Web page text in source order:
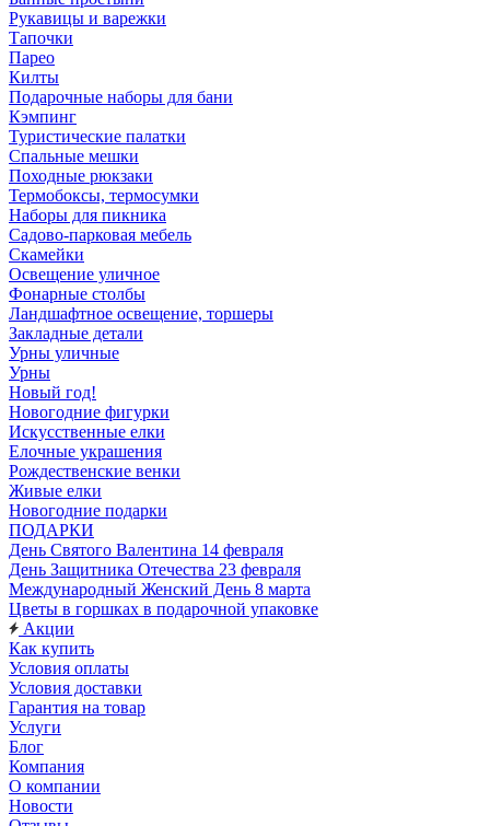
Рукавицы и варежки
Тапочки
Парео
Килты
Подарочные наборы для бани
Кэмпинг
Туристические палатки
Спальные мешки
Походные рюкзаки
Термобоксы, термосумки
Наборы для пикника
Садово-парковая мебель
Скамейки
Освещение уличное
Фонарные столбы
Ландшафтное освещение, торшеры
Закладные детали
Урны уличные
Урны
Новый год!
Новогодние фигурки
Искусственные елки
Елочные украшения
Рождественские венки
Живые елки
Новогодние подарки
ПОДАРКИ
День Святого Валентина 14 февраля
День Защитника Отечества 23 февраля
Международный Женский День 8 марта
Цветы в горшках в подарочной упаковке
Акции
Как купить
Условия оплаты
Условия доставки
Гарантия на товар
Услуги
Блог
Компания
О компании
Новости